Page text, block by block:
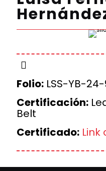
Folio: LSS-YB-
Certificación:
Belt
Certificado: Link